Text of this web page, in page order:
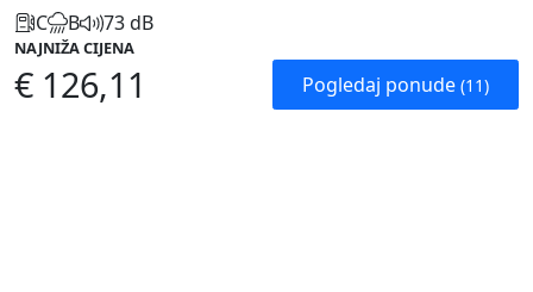
C B 73 dB
NAJNIŽA CIJENA
€ 126,11 Pogledaj ponude (11)